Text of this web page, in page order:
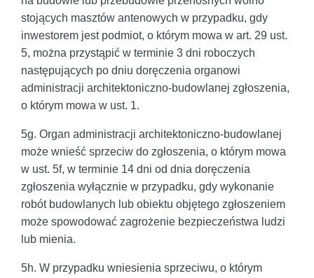
stojących masztów antenowych w przypadku, gdy
inwestorem jest podmiot, o którym mowa w art. 29 ust.
5, można przystąpić w terminie 3 dni roboczych
następujących po dniu doręczenia organowi
administracji architektoniczno-budowlanej zgłoszenia,
o którym mowa w ust. 1.
5g. Organ administracji architektoniczno-budowlanej
może wnieść sprzeciw do zgłoszenia, o którym mowa
w ust. 5f, w terminie 14 dni od dnia doręczenia
zgłoszenia wyłącznie w przypadku, gdy wykonanie
robót budowlanych lub obiektu objętego zgłoszeniem
może spowodować zagrożenie bezpieczeństwa ludzi
lub mienia.
5h. W przypadku wniesienia sprzeciwu, o którym